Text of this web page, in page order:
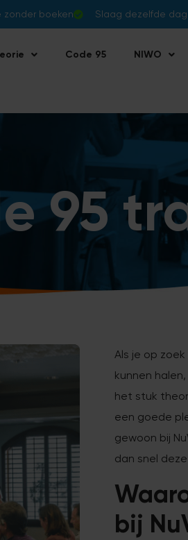
zonder boeken Slaag dezelfde dag
Code 95 NIWO
95
Als je op
kunnen
het stuk
een goede
gewoon bij
dan snel
bij